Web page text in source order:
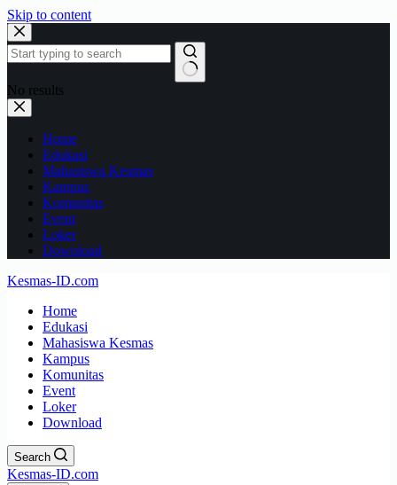
Skip to content
No results
Home
Edukasi
Mahasiswa Kesmas
Kampus
Komunitas
Event
Loker
Download
Kesmas-ID.com
Home
Edukasi
Mahasiswa Kesmas
Kampus
Komunitas
Event
Loker
Download
Search
Kesmas-ID.com